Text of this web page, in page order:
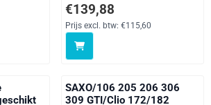
btw: 269,00Prijs: 139,88, exclusief btw:
€139,88
Prijs excl. btw: €115,60
SAXO/106 205 206 306
309 GTI/Clio 172/182